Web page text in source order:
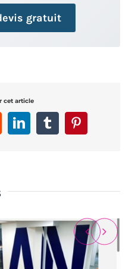
gratuit
cet article
LinkedInTumblrPinterest